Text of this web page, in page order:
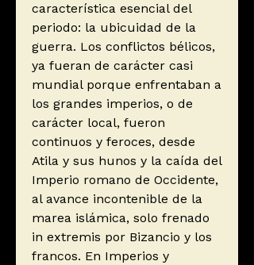
característica esencial del
periodo: la ubicuidad de la
guerra. Los conflictos bélicos,
ya fueran de carácter casi
mundial porque enfrentaban a
los grandes imperios, o de
carácter local, fueron
continuos y feroces, desde
Atila y sus hunos y la caída del
Imperio romano de Occidente,
al avance incontenible de la
marea islámica, solo frenado
in extremis por Bizancio y los
francos. En Imperios y